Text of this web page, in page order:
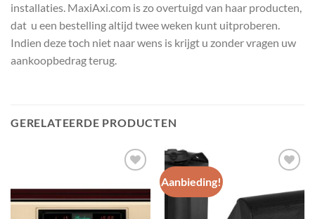
installaties. MaxiAxi.com is zo overtuigd van haar producten,
dat u een bestelling altijd twee weken kunt uitproberen.
Indien deze toch niet naar wens is krijgt u zonder vragen uw
aankoopbedrag terug.
GERELATEERDE PRODUCTEN
Toevoegen
aan
Aanbieding!